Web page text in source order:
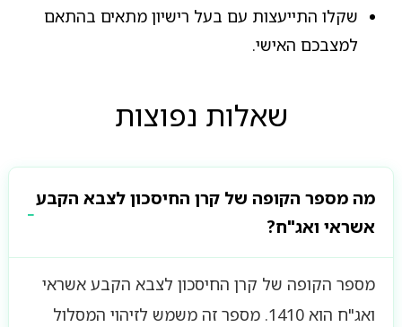
שקלו התייעצות עם בעל רישיון מתאים בהתאם
למצבכם האישי.
שאלות נפוצות
מה מספר הקופה של קרן החיסכון לצבא הקבע
אשראי ואג"ח?
מספר הקופה של קרן החיסכון לצבא הקבע אשראי
ואג"ח הוא 1410. מספר זה משמש לזיהוי המסלול